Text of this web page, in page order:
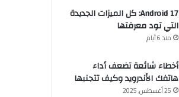
Android 17: كل الميزات الجديدة
التي تود معرفتها
منذ 6 أيام
أخطاء شائعة تضعف أداء
هاتفك الأندرويد وكيف تتجنبها
25 أغسطس, 2025